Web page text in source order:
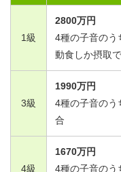
1級
2800万円
4種の子音のう
動食しか摂取
3級
1990万円
4種の子音のう
合
4級
1670万円
4種の子音のう